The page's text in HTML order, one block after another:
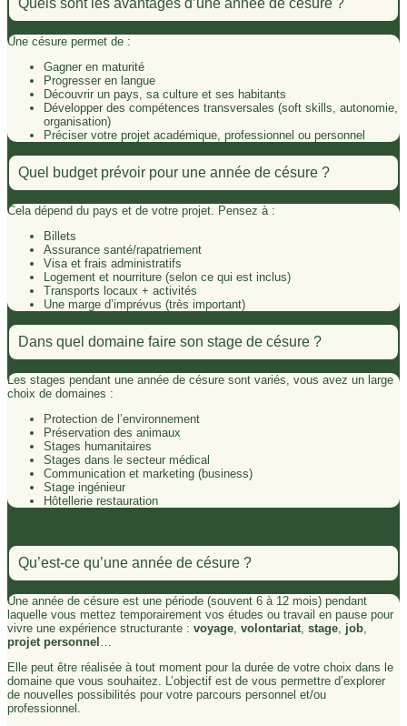
Quels sont les avantages d’une année de césure ?
Une césure permet de :
Gagner en maturité
Progresser en langue
Découvrir un pays, sa culture et ses habitants
Développer des compétences transversales (soft skills, autonomie,
organisation)
Préciser votre projet académique, professionnel ou personnel
Quel budget prévoir pour une année de césure ?
Cela dépend du pays et de votre projet. Pensez à :
Billets
Assurance santé/rapatriement
Visa et frais administratifs
Logement et nourriture (selon ce qui est inclus)
Transports locaux + activités
Une marge d’imprévus (très important)
Dans quel domaine faire son stage de césure ?
Les stages pendant une année de césure sont variés, vous avez un large
choix de domaines :
Protection de l’environnement
Préservation des animaux
Stages humanitaires
Stages dans le secteur médical
Communication et marketing (business)
Stage ingénieur
Hôtellerie restauration
Qu’est-ce qu’une année de césure ?
Une année de césure est une période (souvent 6 à 12 mois) pendant
laquelle vous mettez temporairement vos études ou travail en pause pour
vivre une expérience structurante : voyage, volontariat, stage, job,
projet personnel …
Elle peut être réalisée à tout moment pour la durée de votre choix dans le
domaine que vous souhaitez. L’objectif est de vous permettre d’explorer
de nouvelles possibilités pour votre parcours personnel et/ou
professionnel.